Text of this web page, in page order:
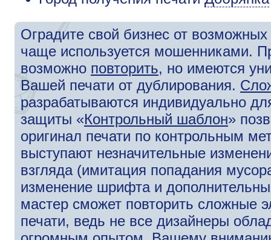
Оградите свой бизнес от
чаще используется мошенниками.
возможно повторить, но имеются
Вашей печати от дублирования.
разрабатываются индивидуально
защиты «Контрольный шаблон»
оригинал печати по контрольным
выступают незначительные
взгляда (имитация попадания
изменение шрифта и
мастер сможет повторить сложные
печати, ведь не все дизайнеры